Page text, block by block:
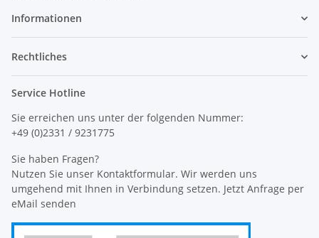
Informationen
Rechtliches
Service Hotline
Sie erreichen uns unter der folgenden Nummer:
+49 (0)2331 / 9231775
Sie haben Fragen?
Nutzen Sie unser Kontaktformular. Wir werden uns
umgehend mit Ihnen in Verbindung setzen. Jetzt Anfrage per
eMail senden